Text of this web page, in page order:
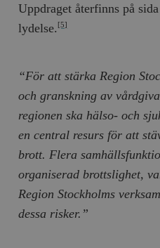
Uppdraget återfinns på
lydelse. [5]
“För att stärka Region
och granskning av
regionen ska hälso- och
en central resurs för att
brott. Flera
organiserad brottslighet,
Region Stockholms
dessa risker.”